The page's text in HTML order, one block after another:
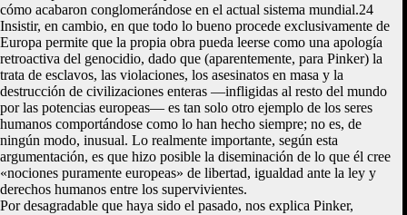
cómo acabaron conglomerándose en el actual sistema mundial.24
Insistir, en cambio, en que todo lo bueno procede exclusivamente de
Europa permite que la propia obra pueda leerse como una apología
retroactiva del genocidio, dado que (aparentemente, para Pinker) la
trata de esclavos, las violaciones, los asesinatos en masa y la
destrucción de civilizaciones enteras —infligidas al resto del mundo
por las potencias europeas— es tan solo otro ejemplo de los seres
humanos comportándose como lo han hecho siempre; no es, de
ningún modo, inusual. Lo realmente importante, según esta
argumentación, es que hizo posible la diseminación de lo que él cree
«nociones puramente europeas» de libertad, igualdad ante la ley y
derechos humanos entre los supervivientes.
Por desagradable que haya sido el pasado, nos explica Pinker,